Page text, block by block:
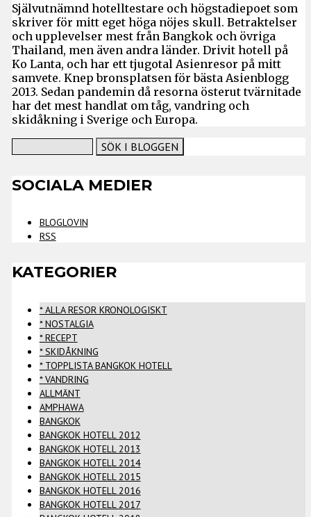
Självutnämnd hotelltestare och högstadiepoet som
skriver för mitt eget höga nöjes skull. Betraktelser
och upplevelser mest från Bangkok och övriga
Thailand, men även andra länder. Drivit hotell på
Ko Lanta, och har ett tjugotal Asienresor på mitt
samvete. Knep bronsplatsen för bästa Asienblogg
2013. Sedan pandemin då resorna österut tvärnitade
har det mest handlat om tåg, vandring och
skidåkning i Sverige och Europa.
SOCIALA MEDIER
BLOGLOVIN
RSS
KATEGORIER
* ALLA RESOR KRONOLOGISKT
* NOSTALGIA
* RECEPT
* SKIDÅKNING
* TOPPLISTA BANGKOK HOTELL
* VANDRING
ALLMÄNT
AMPHAWA
BANGKOK
BANGKOK HOTELL 2012
BANGKOK HOTELL 2013
BANGKOK HOTELL 2014
BANGKOK HOTELL 2015
BANGKOK HOTELL 2016
BANGKOK HOTELL 2017